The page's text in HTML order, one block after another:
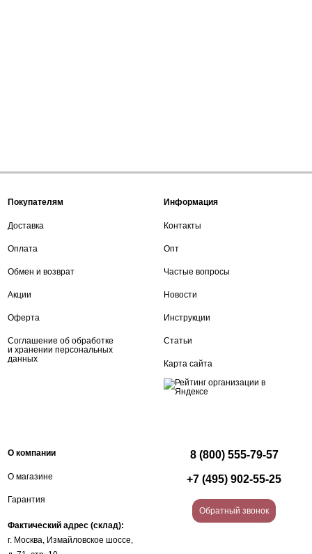
Покупателям
Доставка
Оплата
Обмен и возврат
Акции
Оферта
Соглашение об обработке
и хранении персональных
данных
Информация
Контакты
Опт
Частые вопросы
Новости
Инструкции
Статьи
Карта сайта
О компании
О магазине
Гарантия
Фактический адрес (склад):
г. Москва, Измайловское шоссе,
8 (800) 555-79-57
+7 (495) 902-55-25
Обратный звонок